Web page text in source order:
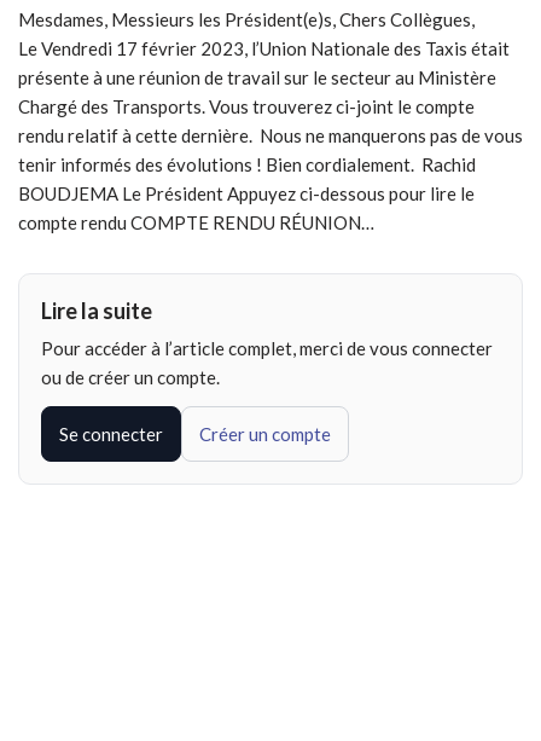
Mesdames, Messieurs les Président(e)s, Chers Collègues,
Le Vendredi 17 février 2023, l’Union Nationale des Taxis était
présente à une réunion de travail sur le secteur au Ministère
Chargé des Transports. Vous trouverez ci-joint le compte
rendu relatif à cette dernière. Nous ne manquerons pas de vous
tenir informés des évolutions ! Bien cordialement. Rachid
BOUDJEMA Le Président Appuyez ci-dessous pour lire le
compte rendu COMPTE RENDU RÉUNION…
Lire la suite
Pour accéder à l’article complet, merci de vous connecter
ou de créer un compte.
Se connecter Créer un compte